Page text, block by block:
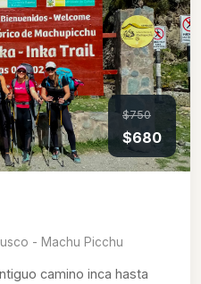
$750
$680
- Machu Picchu
camino inca hasta